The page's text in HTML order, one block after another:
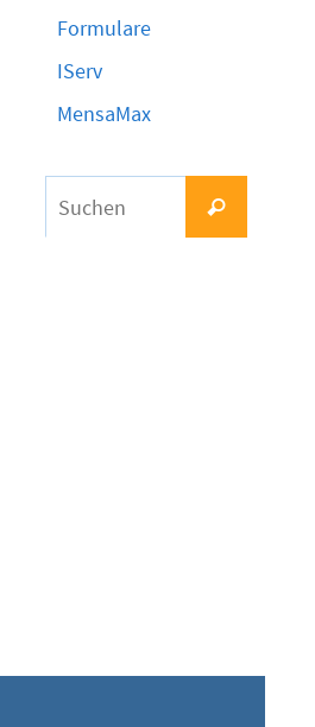
Formulare
IServ
MensaMax
Suchen